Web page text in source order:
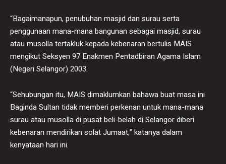
“Bagaimanapun, penubuhan masjid dan surau serta
penggunaan mana-mana bangunan sebagai masjid, surau
atau musolla tertakluk kepada kebenaran bertulis MAIS
mengikut Seksyen 97 Enakmen Pentadbiran Agama Islam
(Negeri Selangor) 2003.
“Sehubungan itu, MAIS dimaklumkan bahawa buat masa ini
Baginda Sultan tidak memberi perkenan untuk mana-mana
surau atau musolla di pusat beli-belah di Selangor diberi
kebenaran mendirikan solat Jumaat,” katanya dalam
kenyataan hari ini.